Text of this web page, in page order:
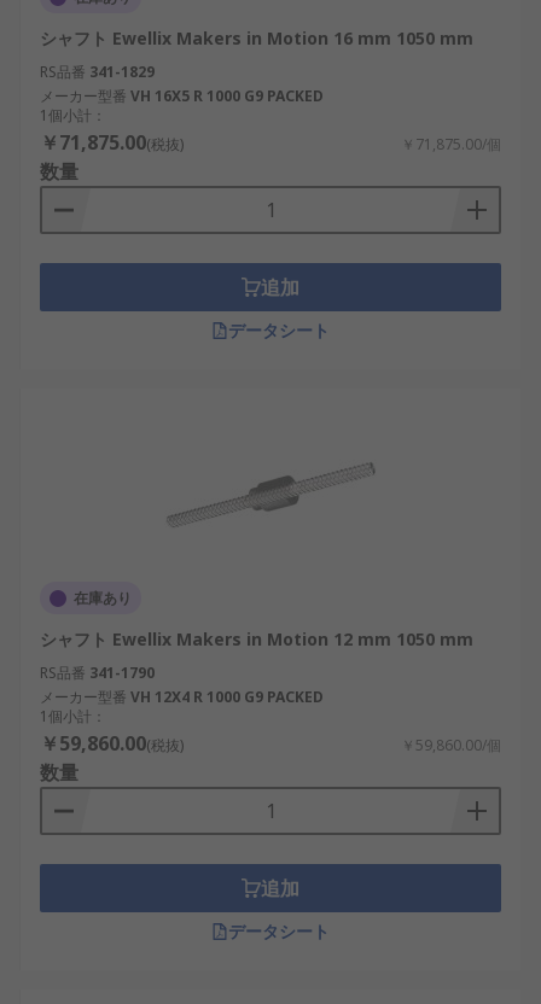
シャフト Ewellix Makers in Motion 16 mm 1050 mm
RS品番 341-1829
メーカー型番 VH 16X5 R 1000 G9 PACKED
1個小計：
￥71,875.00(税抜) ￥71,875.00/個
数量
追加
データシート
在庫あり
シャフト Ewellix Makers in Motion 12 mm 1050 mm
RS品番 341-1790
メーカー型番 VH 12X4 R 1000 G9 PACKED
1個小計：
￥59,860.00(税抜) ￥59,860.00/個
数量
追加
データシート